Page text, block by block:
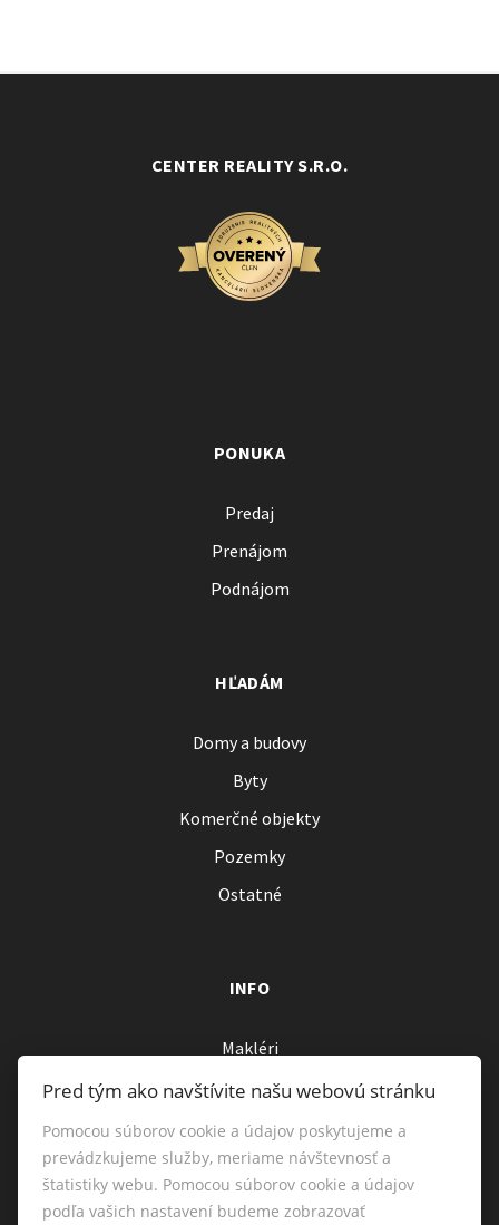
CENTER REALITY S.R.O.
PONUKA
Predaj
Prenájom
Podnájom
HĽADÁM
Domy a budovy
Byty
Komerčné objekty
Pozemky
Ostatné
INFO
Makléri
Napíšte nám
Kontakt
Pred tým ako navštívite našu webovú stránku
Pomocou súborov cookie a údajov poskytujeme a
prevádzkujeme služby, meriame návštevnosť a
štatistiky webu. Pomocou súborov cookie a údajov
podľa vašich nastavení budeme zobrazovať